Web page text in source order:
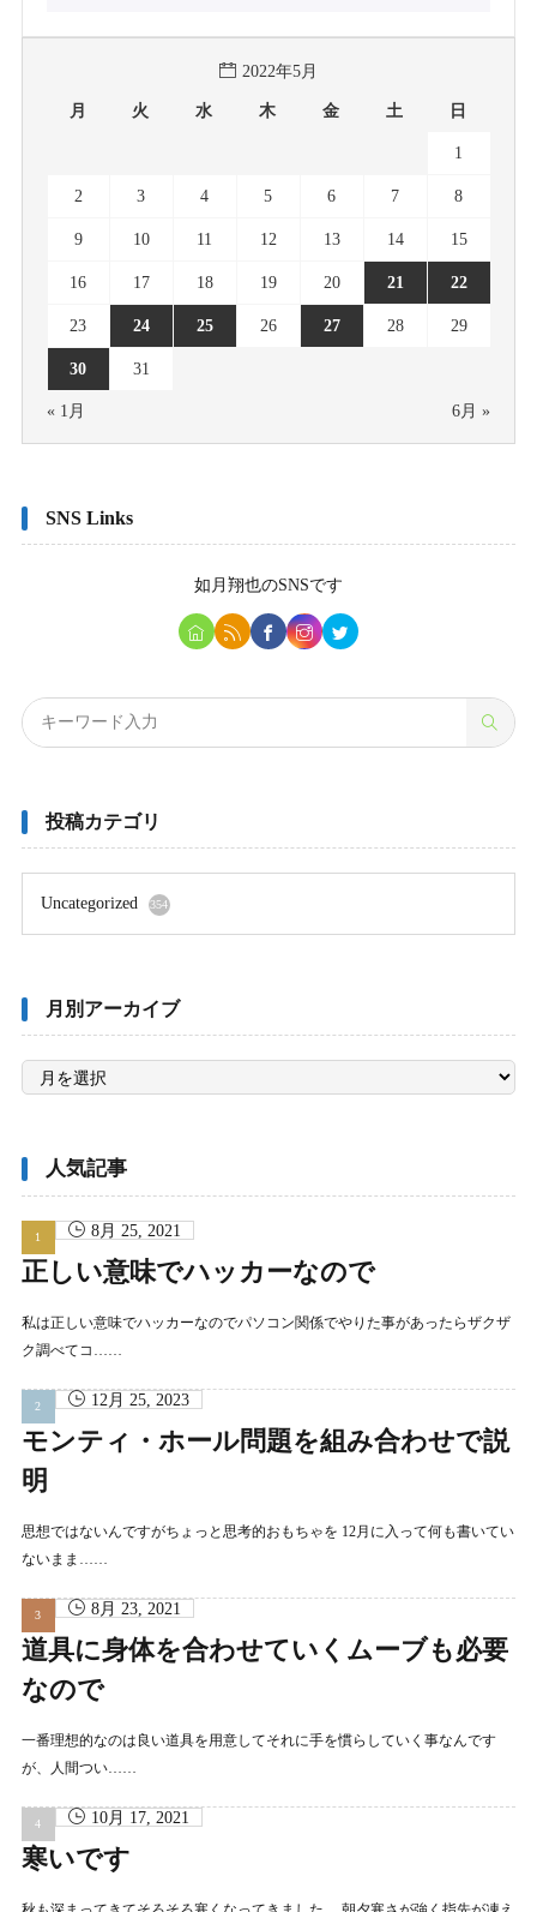
2022年5月
月 火 水 木 金 土 日
1
2 3 4 5 6 7 8
9 10 11 12 13 14 15
16 17 18 19 20 21 22
23 24 25 26 27 28 29
30 31
« 1月 6月 »
SNS Links
如月翔也のSNSです
投稿カテゴリ
Uncategorized 354
月別アーカイブ
月
ア
ブ
人気記事
8月 25, 2021
正しい意味でハッカーなので
私は正しい意味でハッカーなのでパソコン関係でやりた事があったらザクザ
ク調べてコ……
12月 25, 2023
モンティ・ホール問題を組み合わせで説
明
思想ではないんですがちょっと思考的おもちゃを 12月に入って何も書いてい
ないまま……
8月 23, 2021
道具に身体を合わせていくムーブも必要
なので
一番理想的なのは良い道具を用意してそれに手を慣らしていく事なんです
が、人間つい……
10月 17, 2021
寒いです